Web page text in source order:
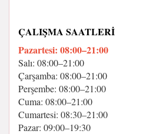
ÇALIŞMA SAATLERI
Pazartesi: 08:00–21:00
Salı: 08:00–21:00
Çarşamba: 08:00–21:00
Perşembe: 08:00–21:00
Cuma: 08:00–21:00
Cumartesi: 08:30–21:00
Pazar: 09:00–19:30